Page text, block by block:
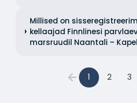
Millised on
kellaajad Finnlinesi
marsruudil Naantali –
1 2 3